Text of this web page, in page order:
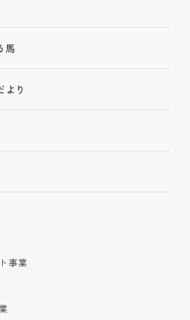
馬
より
事業